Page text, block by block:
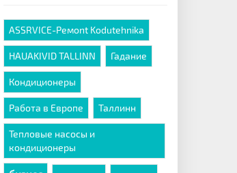
ASSRVICE-Ремont Kodutehnika
HAUAKIVID TALLINN Гадание
Кондиционеры
Работа в Европе Таллинн
Тепловые насосы и
кондиционеры